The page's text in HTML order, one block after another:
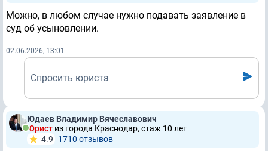
Можно, в любом случае нужно подавать заявление в
суд об усыновлении.
02.06.2026, 13:01
Спросить юриста
Юдаев Владимир Вячеславович
Юрист из города Краснодар, стаж 10 лет
4.9
1710 отзывов